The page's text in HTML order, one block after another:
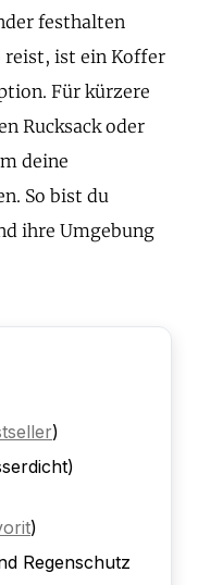
festhalten
reist, ist ein Koffer
Für kürzere
Rucksack oder
deine
So bist du
ihre Umgebung
)
)
Regenschutz